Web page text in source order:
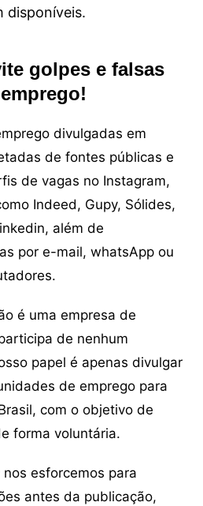
disponíveis.
golpes e falsas
divulgadas em
de fontes públicas e
de vagas no Instagram,
Indeed, Gupy, Sólides,
além de
por e-mail, whatsApp ou
é uma empresa de
de nenhum
papel é apenas divulgar
de emprego para
com o objetivo de
forma voluntária.
nos esforcemos para
antes da publicação,